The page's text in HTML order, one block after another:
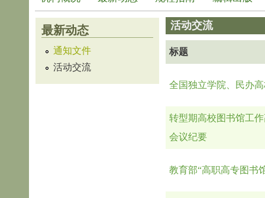
最新动态
通知文件
活动交流
活动交流
标题
全国独立学院、民办
转型期高校图书馆工
会议纪要
教育部“高职高专图书